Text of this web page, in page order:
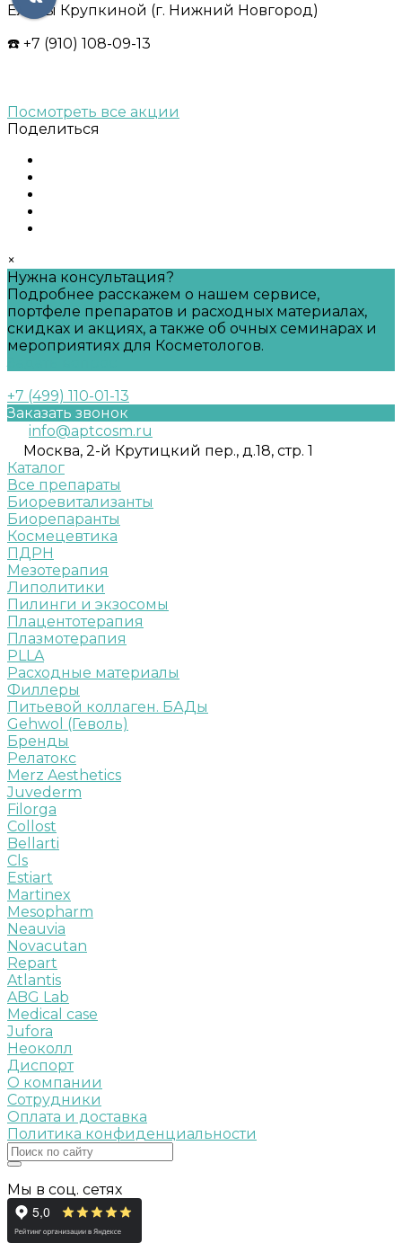
Елены Крупкиной (г. Нижний Новгород)
☎️ +7 (910) 108-09-13
Посмотреть все акции
Поделиться
×
Нужна консультация?
Подробнее расскажем о нашем сервисе,
портфеле препаратов и расходных материалах,
скидках и акциях, а также об очных семинарах и
мероприятиях для Косметологов.
+7 (499) 110-01-13
Заказать звонок
info@aptcosm.ru
Москва, 2-й Крутицкий пер., д.18, стр. 1
Каталог
Все препараты
Биоревитализанты
Биорепаранты
Космецевтика
ПДРН
Мезотерапия
Липолитики
Пилинги и экзосомы
Плацентотерапия
Плазмотерапия
PLLA
Расходные материалы
Филлеры
Питьевой коллаген. БАДы
Gehwol (Геволь)
Бренды
Релатокс
Merz Aesthetics
Juvederm
Filorga
Collost
Bellarti
Cls
Estiart
Martinex
Mesopharm
Neauvia
Novacutan
Repart
Atlantis
ABG Lab
Medical case
Jufora
Неоколл
Диспорт
О компании
Сотрудники
Оплата и доставка
Политика конфиденциальности
Мы в соц. сетях